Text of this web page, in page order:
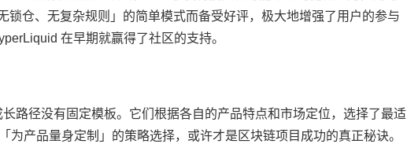
仓、无复杂规则」的简单模式而备受好评，极大地增强了用户的参与
在早期就赢得了社区的支持。
路径没有固定模板。它们根据各自的产品特点和市场定位，选择了最适
产品量身定制」的策略选择，或许才是区块链项目成功的真正秘诀。